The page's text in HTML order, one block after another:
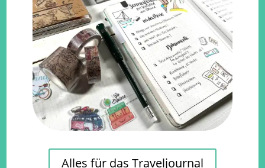
Alles für das Traveljournal